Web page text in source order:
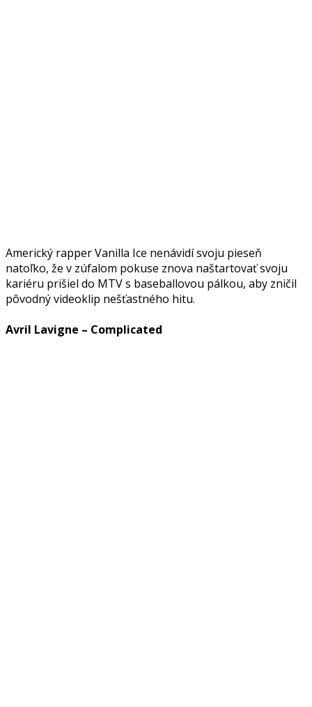
Americký rapper Vanilla Ice nenávidí svoju pieseň
natoľko, že v zúfalom pokuse znova naštartovať svoju
kariéru prišiel do MTV s baseballovou pálkou, aby zničil
pôvodný videoklip nešťastného hitu.
Avril Lavigne – Complicated